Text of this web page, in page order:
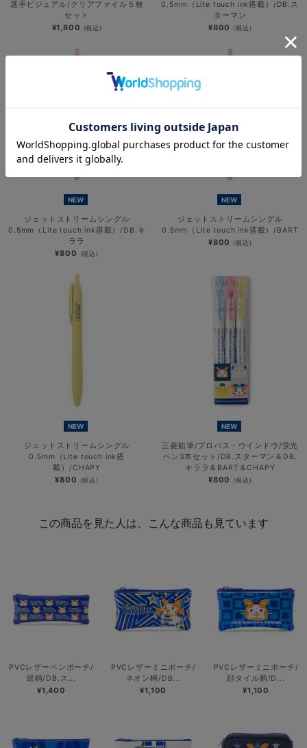
選手ビジュアル/クリアファイル５枚
セット
¥1,800 (税込)
0.5mm（Lite touch ink搭載）/DB.ス
ターマン
¥800 (税込)
NEW
ジェットストリームシングル
0.5mm（Lite touch ink搭載）/DB.キ
ララ
¥800 (税込)
NEW
ジェットストリームシングル
0.5mm（Lite touch ink搭載）/BART
¥800 (税込)
NEW
ジェットストリームシングル
0.5mm（Lite touch ink搭
載）/CHAPY
¥800 (税込)
NEW
三菱鉛筆/プロパス・ウインドウ/蛍光
ペン3本セット/DB.スターマン＆DB.
キララ＆BART＆CHAPY
¥800 (税込)
この商品を見た人は、こんな商品も見ています
PVCレザーペンポーチ/
総柄/DB.ス...
¥1,400
PVCレザーミニポーチ/
ネオン柄/DB...
¥1,100
PVCレザーミニポーチ/
顔タイル柄/D...
¥1,100